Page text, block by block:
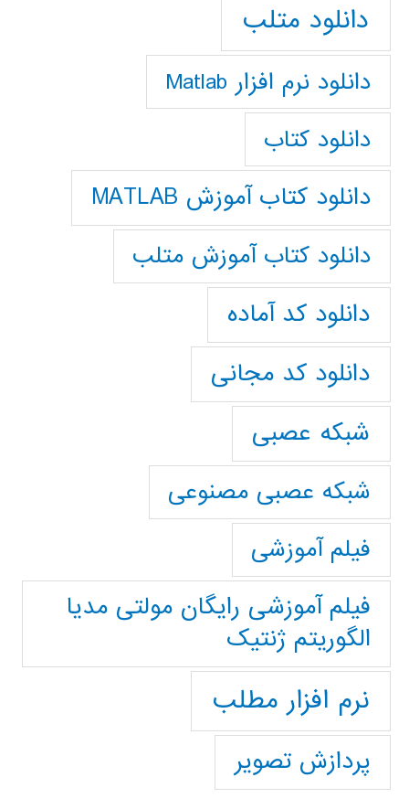
دانلود متلب
دانلود نرم افزار Matlab
دانلود کتاب
دانلود کتاب آموزش MATLAB
دانلود کتاب آموزش متلب
دانلود کد آماده
دانلود کد مجانی
شبکه عصبی
شبکه عصبی مصنوعی
فیلم آموزشی
فیلم آموزشی رایگان مولتی مدیا
الگوریتم ژنتیک
نرم افزار مطلب
پردازش تصویر